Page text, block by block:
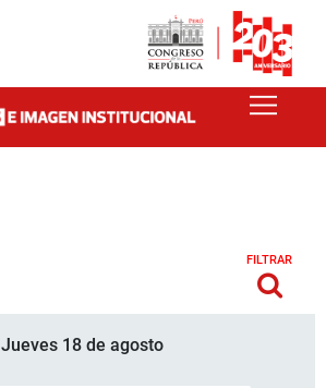
FILTRAR
Jueves 18 de agosto